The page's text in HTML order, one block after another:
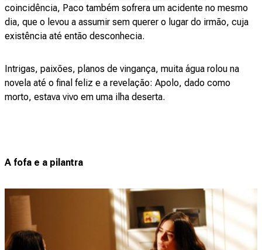
coincidência, Paco também sofrera um acidente no mesmo
dia, que o levou a assumir sem querer o lugar do irmão, cuja
existência até então desconhecia.
Intrigas, paixões, planos de vingança, muita água rolou na
novela até o final feliz e a revelação: Apolo, dado como
morto, estava vivo em uma ilha deserta.
A fofa e a pilantra